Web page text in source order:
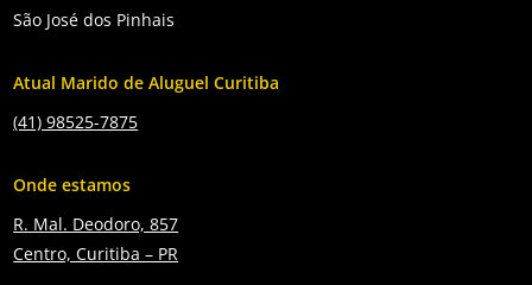
São José dos Pinhais
Atual Marido de Aluguel Curitiba
(41) 98525-7875
Onde estamos
R. Mal. Deodoro, 857
Centro, Curitiba – PR